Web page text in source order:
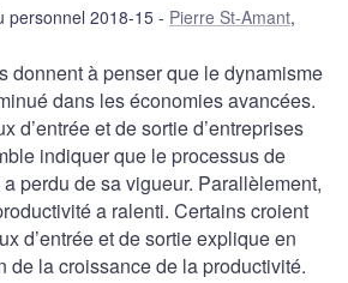
personnel 2018-15 Pierre St-Amant,
donnent à penser que le dynamisme
dans les économies avancées.
d’entrée et de sortie d’entreprises
indiquer que le processus de
perdu de sa vigueur. Parallèlement,
a ralenti. Certains croient
d’entrée et de sortie explique en
de la croissance de la productivité.